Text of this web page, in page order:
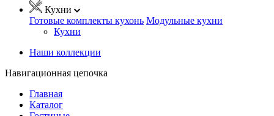
Кухни
Готовые комплекты кухонь Модульные кухни
Кухни
Наши коллекции
Навигационная цепочка
Главная
Каталог